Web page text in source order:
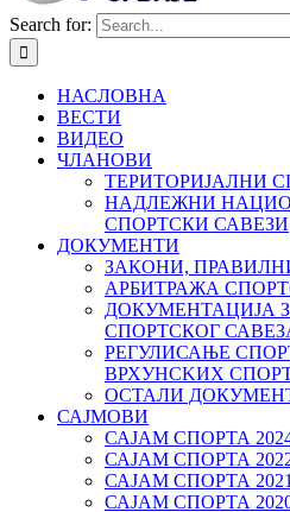
Search for:
НАСЛОВНА
ВЕСТИ
ВИДЕО
ЧЛАНОВИ
ТЕРИТОРИЈАЛНИ
НАДЛЕЖНИ
СПОРТСКИ САВЕЗИ
ДОКУМЕНТИ
ЗАКОНИ,
АРБИТРАЖА
ДОКУМЕНТАЦИЈА
СПОРТСКОГ
РЕГУЛИСАЊЕ
ВРХУНСKИХ
ОСТАЛИ
САЈМОВИ
САЈАМ СПОРТА
САЈАМ СПОРТА
САЈАМ СПОРТА 2021
САЈАМ СПОРТА